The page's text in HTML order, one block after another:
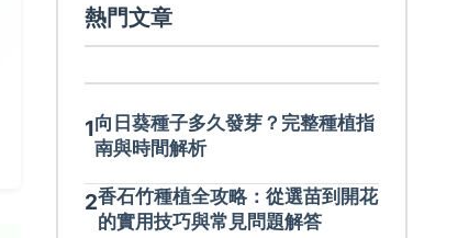
熱門文章
1向日葵種子多久發芽？完整種植指
南與時間解析
2香石竹種植全攻略：從選苗到開花
的實用技巧與常見問題解答